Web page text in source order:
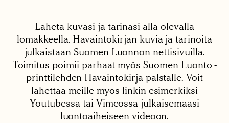
Lähetä kuvasi ja tarinasi alla olevalla
lomakkeella. Havaintokirjan kuvia ja tarinoita
julkaistaan Suomen Luonnon nettisivuilla.
Toimitus poimii parhaat myös Suomen Luonto -
printtilehden Havaintokirja-palstalle. Voit
lähettää meille myös linkin esimerkiksi
Youtubessa tai Vimeossa julkaisemaasi
luontoaiheiseen videoon.